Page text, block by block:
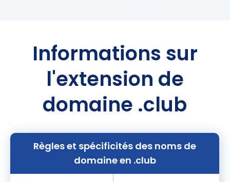
Informations sur
l'extension de
domaine .club
Règles et spécificités des noms de
domaine en .club